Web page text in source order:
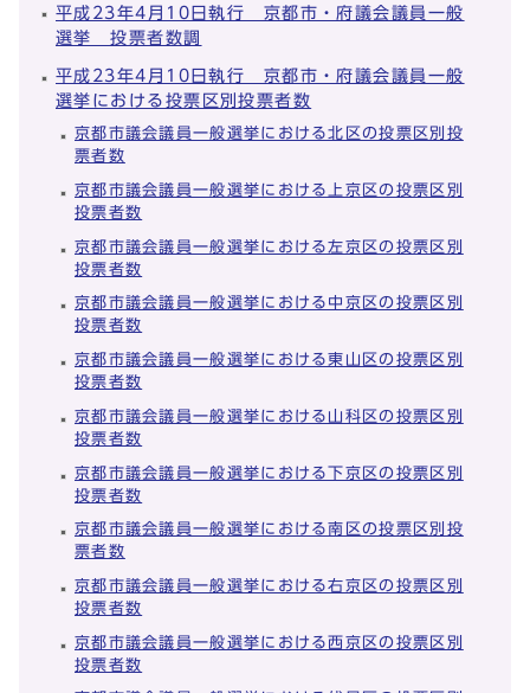
平成23年4月10日執行 京都市・府議会議員一般
選挙 投票者数調
平成23年4月10日執行 京都市・府議会議員一般
選挙における投票区別投票者数
京都市議会議員一般選挙における北区の投票区別投
票者数
京都市議会議員一般選挙における上京区の投票区別
投票者数
京都市議会議員一般選挙における左京区の投票区別
投票者数
京都市議会議員一般選挙における中京区の投票区別
投票者数
京都市議会議員一般選挙における東山区の投票区別
投票者数
京都市議会議員一般選挙における山科区の投票区別
投票者数
京都市議会議員一般選挙における下京区の投票区別
投票者数
京都市議会議員一般選挙における南区の投票区別投
票者数
京都市議会議員一般選挙における右京区の投票区別
投票者数
京都市議会議員一般選挙における西京区の投票区別
投票者数